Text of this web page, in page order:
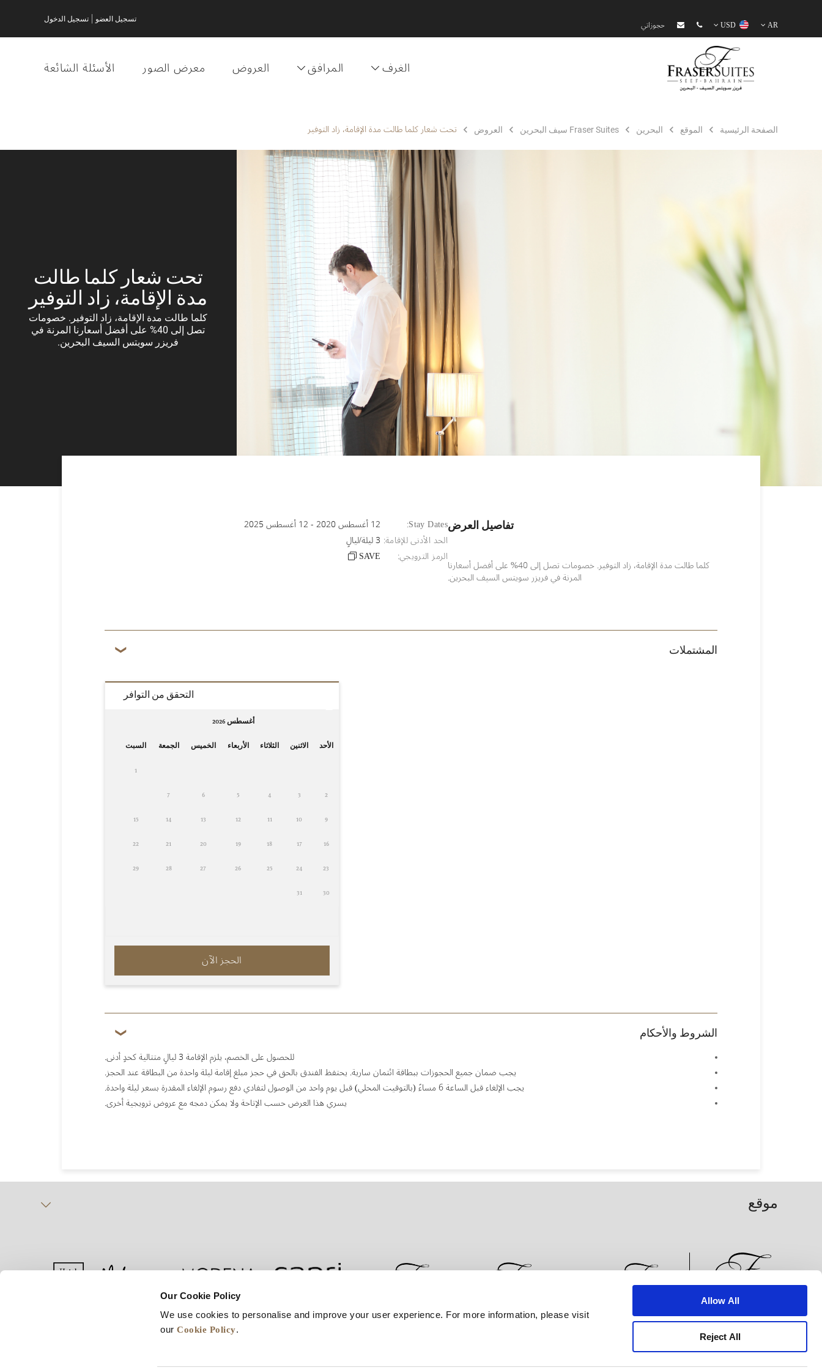
Our Cookie Policy
We use cookies to personalise and improve your user experience. For more information, please visit
ourCookie Policy.
Allow All
Reject All
AR
USD حجوزاتي تسجيل العضو تسجيل الدخول
الغرف المرافق العروض معرض الصور الأسئلة الشائعة
الصفحة الرئيسية الموقع البحرين Fraser Suites سيف البحرين العروض تحت شعار كلما طالت مدة الإقامة، زاد التوفير
تحت شعار كلما طالت
مدة الإقامة، زاد التوفير
كلما طالت مدة الإقامة، زاد التوفير. خصومات
تصل إلى 40% على أفضل أسعارنا المرنة في
فريزر سويتس السيف البحرين.
تفاصيل العرض
كلما طالت مدة الإقامة، زاد التوفير. خصومات تصل إلى 40% على أفضل أسعارنا
المرنة في فريزر سويتس السيف البحرين.
Stay Dates:
12 أغسطس 2020 - 12 أغسطس 2025
الحد الأدنى للإقامة: 3 ليلة/ليالٍ
الرمز الترويجي:
SAVE
المشتملات
التحقق من التوافر
الحجز الآن
أغسطس 2026
الأحد الاثنين الثلاثاء الأربعاء الخميس الجمعة السبت
1
2
3
4
5
6
7
9
10
11
12
13
14
15
16
17
18
19
20
21
22
23
24
25
26
27
28
29
30
31
الشروط والأحكام
للحصول على الخصم، يلزم الإقامة 3 ليالٍ متتالية كحدٍ أدنى.
يجب ضمان جميع الحجوزات ببطاقة ائتمان سارية. يحتفظ الفندق بالحق في حجز مبلغ إقامة ليلة واحدة من البطاقة عند الحجز.
يجب الإلغاء قبل الساعة 6 مساءً (بالتوقيت المحلي) قبل يوم واحد من الوصول لتفادي دفع رسوم الإلغاء المقدرة بسعر ليلة واحدة.
يسري هذا العرض حسب الإتاحة ولا يمكن دمجه مع عروض ترويجية أخرى.
موقع
الأخبار تطوير الأعمال الوظائف إعلان ملفات تعريف الارتباط شروط الاستخدام